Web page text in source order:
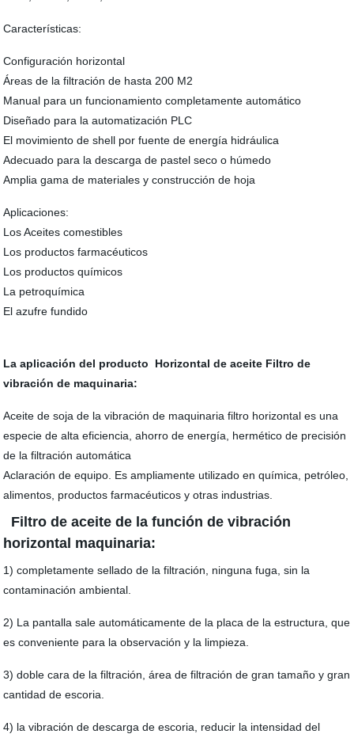
Características:
Configuración horizontal
Áreas de la filtración de hasta 200 M2
Manual para un funcionamiento completamente automático
Diseñado para la automatización PLC
El movimiento de shell por fuente de energía hidráulica
Adecuado para la descarga de pastel seco o húmedo
Amplia gama de materiales y construcción de hoja
Aplicaciones:
Los Aceites comestibles
Los productos farmacéuticos
Los productos químicos
La petroquímica
El azufre fundido
La aplicación del producto Horizontal de aceite Filtro de
vibración de maquinaria:
Aceite de soja de la vibración de maquinaria filtro horizontal es una
especie de alta eficiencia, ahorro de energía, hermético de precisión
de la filtración automática
Aclaración de equipo. Es ampliamente utilizado en química, petróleo,
alimentos, productos farmacéuticos y otras industrias.
Filtro de aceite de la función de vibración
horizontal maquinaria:
1) completamente sellado de la filtración, ninguna fuga, sin la
contaminación ambiental.
2) La pantalla sale automáticamente de la placa de la estructura, que
es conveniente para la observación y la limpieza.
3) doble cara de la filtración, área de filtración de gran tamaño y gran
cantidad de escoria.
4) la vibración de descarga de escoria, reducir la intensidad del